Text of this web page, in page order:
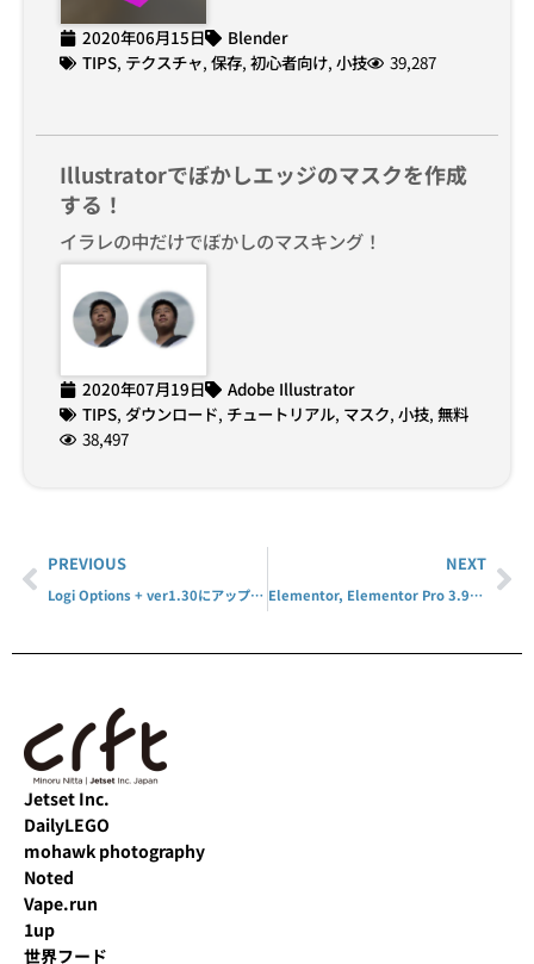
2020年06月15日
Blender
TIPS, テクスチャ, 保存, 初心者向け, 小技 39,287
Illustratorでぼかしエッジのマスクを作成
する！
イラレの中だけでぼかしのマスキング！
2020年07月19日
Adobe Illustrator
TIPS, ダウンロード, チュートリアル, マスク, 小技, 無料
38,497
PREVIOUS
Logi Options + ver1.30にアップデート
NEXT
Elementor, Elementor Pro 3.9.2にアップデート
Jetset Inc.
DailyLEGO
mohawk photography
Noted
Vape.run
1up
世界フード